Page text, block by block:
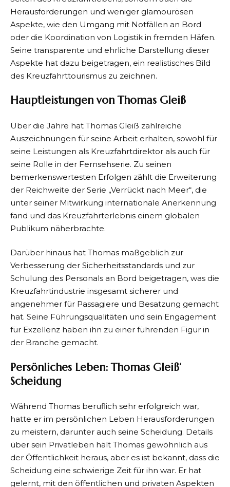
Herausforderungen und weniger glamourösen
Aspekte, wie den Umgang mit Notfällen an Bord
oder die Koordination von Logistik in fremden Häfen.
Seine transparente und ehrliche Darstellung dieser
Aspekte hat dazu beigetragen, ein realistisches Bild
des Kreuzfahrttourismus zu zeichnen.
Hauptleistungen von Thomas Gleiß
Über die Jahre hat Thomas Gleiß zahlreiche
Auszeichnungen für seine Arbeit erhalten, sowohl für
seine Leistungen als Kreuzfahrtdirektor als auch für
seine Rolle in der Fernsehserie. Zu seinen
bemerkenswertesten Erfolgen zählt die Erweiterung
der Reichweite der Serie „Verrückt nach Meer“, die
unter seiner Mitwirkung internationale Anerkennung
fand und das Kreuzfahrterlebnis einem globalen
Publikum näherbrachte.
Darüber hinaus hat Thomas maßgeblich zur
Verbesserung der Sicherheitsstandards und zur
Schulung des Personals an Bord beigetragen, was die
Kreuzfahrtindustrie insgesamt sicherer und
angenehmer für Passagiere und Besatzung gemacht
hat. Seine Führungsqualitäten und sein Engagement
für Exzellenz haben ihn zu einer führenden Figur in
der Branche gemacht.
Persönliches Leben: Thomas Gleiß‘
Scheidung
Während Thomas beruflich sehr erfolgreich war,
hatte er im persönlichen Leben Herausforderungen
zu meistern, darunter auch seine Scheidung. Details
über sein Privatleben hält Thomas gewöhnlich aus
der Öffentlichkeit heraus, aber es ist bekannt, dass die
Scheidung eine schwierige Zeit für ihn war. Er hat
gelernt, mit den öffentlichen und privaten Aspekten